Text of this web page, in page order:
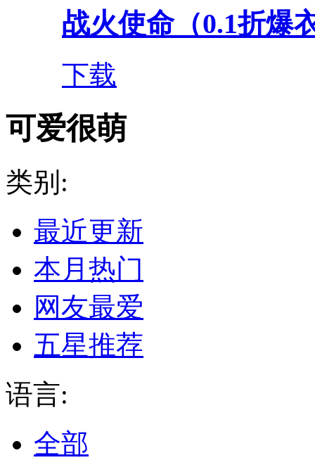
战火使命（0.1折爆
下载
可爱很萌
类别:
最近更新
本月热门
网友最爱
五星推荐
语言:
全部